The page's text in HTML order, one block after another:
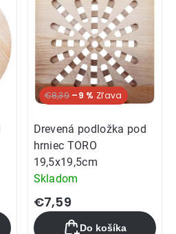
€8,39 –9 %
Drevená podložka pod
hrniec TORO
19,5x19,5cm
Skladom
€7,59
Do košíka